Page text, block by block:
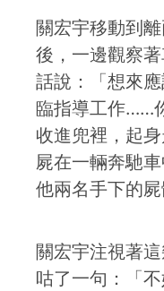
關宏宇移動到
後，一邊觀察
話說：「想來
臨指導工作……
收進兜裡，起
屍在一輛奔馳
他兩名手下的屍
關宏宇注視著
咕了一句：「